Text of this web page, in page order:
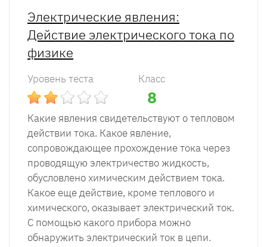
Электрические явления:
Действие электрического тока по
физике
Уровень теста Класс
8
Какие явления свидетельствуют о тепловом
действии тока. Какое явление,
сопровождающее прохождение тока через
проводящую электричество жидкость,
обусловлено химическим действием тока.
Какое еще действие, кроме теплового и
химического, оказывает электрический ток.
С помощью какого прибора можно
обнаружить электрический ток в цепи.